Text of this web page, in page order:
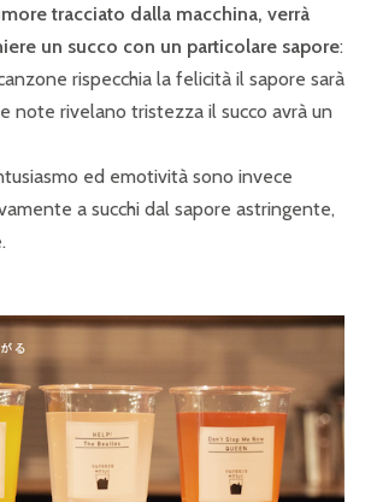
tracciato dalla macchina, verrà
un succo con un particolare sapore:
rispecchia la felicità il sapore sarà
note rivelano tristezza il succo avrà un
ed emotività sono invece
a succhi dal sapore astringente,